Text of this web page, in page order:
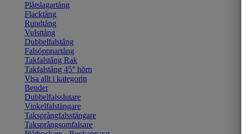
Plåtslagartång
Flacktång
Rundtång
Vulsttång
Dubbelfalstång
Falsöppnartång
Takfalstång Rak
Takfalstång 45° hörn
Visa allt i kategorin
Bender
Dubbelfalsslutare
Vinkelfalstängare
Taksprångfalsstängare
Taksprångsomfalsare